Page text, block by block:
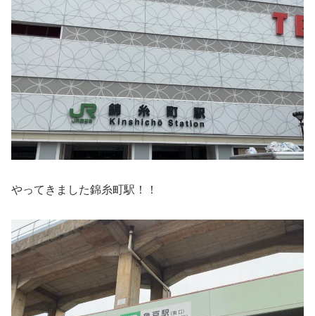
やってきました錦糸町駅！！